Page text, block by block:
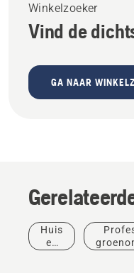
Winkelzoeker
Vind de
GA NAAR
Huis
en